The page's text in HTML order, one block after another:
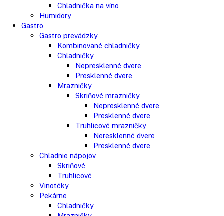
Skriňové mrazničky
Truhlicové mrazničky
Klasické chladničky
Stolové chladničky
Americké chladničky
Chladnička na víno
Humidory
Gastro prevádzky
Kombinované chladničky
Chladničky
Nepresklenné dvere
Presklenné dvere
Mrazničky
Skriňové mrazničky
Truhlicové mrazničky